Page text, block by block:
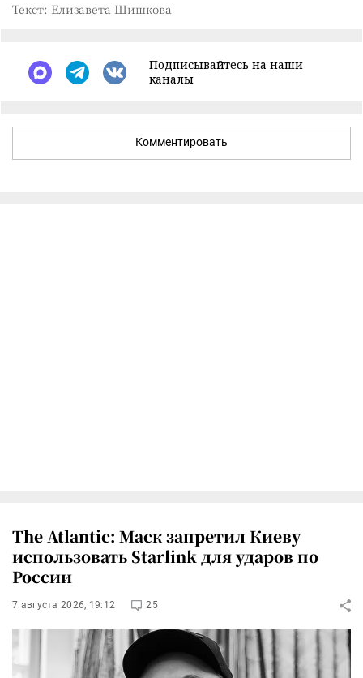
Текст: Елизавета Шишкова
Подписывайтесь на наши
каналы
Комментировать
The Atlantic: Маск запретил Киеву
использовать Starlink для ударов по
России
7 августа 2026, 19:12 25